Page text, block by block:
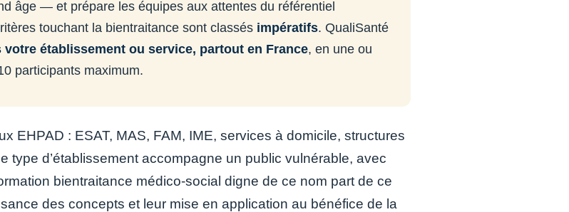
âge — et prépare les équipes aux attentes du référentiel
touchant la bientraitance sont classés impératifs. QualiSanté
votre établissement ou service, partout en France, en une ou
participants maximum.
EHPAD : ESAT, MAS, FAM, IME, services à domicile, structures
type d’établissement accompagne un public vulnérable, avec
bientraitance médico-social digne de ce nom part de ce
des concepts et leur mise en application au bénéfice de la